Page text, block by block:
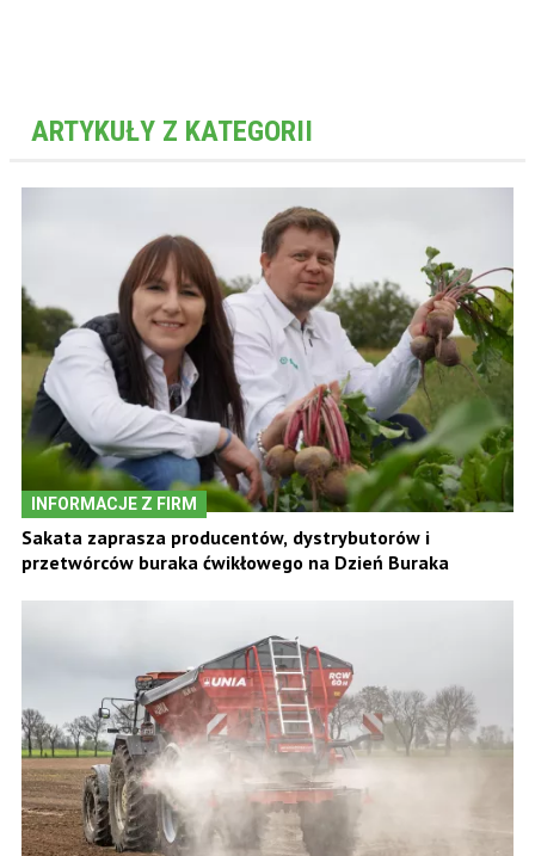
ARTYKUŁY Z KATEGORII
INFORMACJE Z FIRM
Sakata zaprasza producentów, dystrybutorów i
przetwórców buraka ćwikłowego na Dzień Buraka